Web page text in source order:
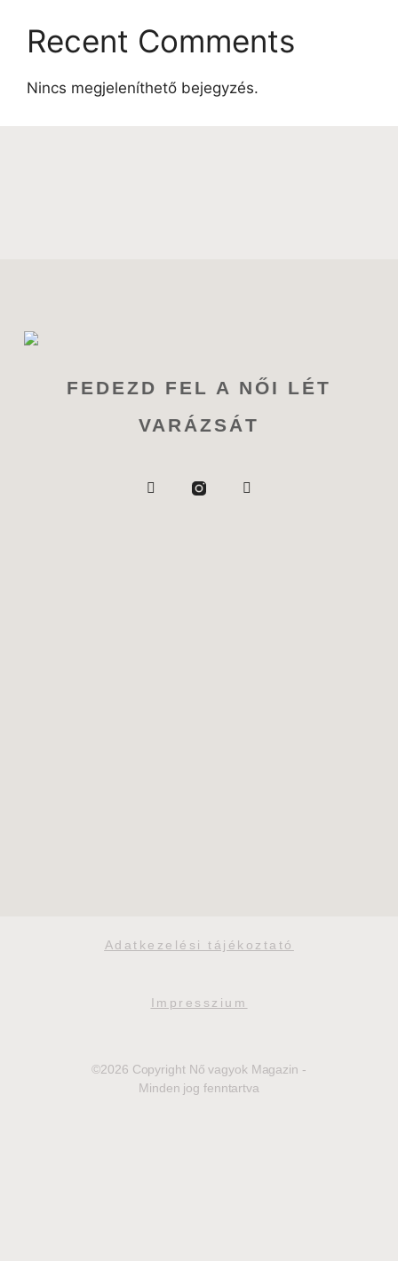
Recent Comments
Nincs megjeleníthető bejegyzés.
FEDEZD FEL A NŐI LÉT
VARÁZSÁT
Adatkezelési tájékoztató
Impresszium
©2026 Copyright Nő vagyok Magazin -
Minden jog fenntartva